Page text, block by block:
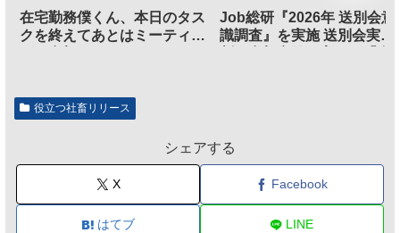
在宅勤務僕くん、本日のタス
クを終えてあとはミーティン
Job総研『2026年 送別会意
識調査』を実施 送別会実施
役立つ社畜リリース
シェアする
X Facebook
はてブ LINE